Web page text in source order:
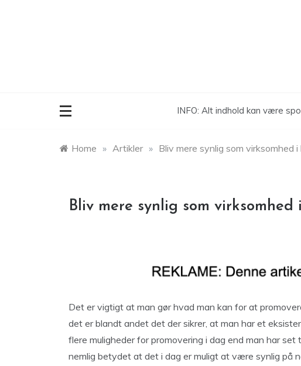
INFO: Alt indhold kan være
Home » Artikler » Bliv mere synlig som virksomhed
Bliv mere synlig som
Det er vigtigt at man gør hvad man kan for at
det er blandt andet det der sikrer, at man har et
flere muligheder for promovering i dag end man har
nemlig betydet at det i dag er muligt at være synlig på